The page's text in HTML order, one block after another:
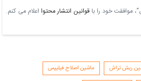
موافقت خود را باقوانین انتشار محتوا اعلام می کنم.
ریش تراش
ماشین اصلاح فیلیپس